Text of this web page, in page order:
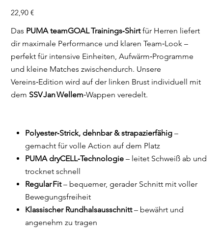
Preis
22,90 €
Das PUMA teamGOALTrainings‑Shirtfür Herren liefert
dir maximale Performance und klaren Team‑Look –
perfekt für intensive Einheiten, Aufwärm‑Programme
und kleine Matches zwischendurch. Unsere
Vereins‑Edition wird auf der linken Brust individuell mit
dem SSV Jan Wellem‑Wappen veredelt.
Polyester‑Strick, dehnbar & strapazierfähig –
gemacht für volle Action auf dem Platz
PUMA dryCELL‑Technologie – leitet Schweiß ab und
trocknet schnell
Regular Fit– bequemer, gerader Schnitt mit voller
Bewegungsfreiheit
Klassischer Rundhalsausschnitt– bewährt und
angenehm zu tragen